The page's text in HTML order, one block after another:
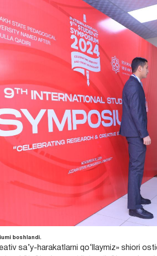
boshlandi.
sa’y-harakatlarni qo‘llaymiz» shiori